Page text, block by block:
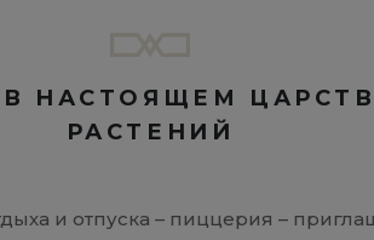
В НАСТОЯЩЕМ
РАСТЕНИЙ
и отпуска – пиццерия –